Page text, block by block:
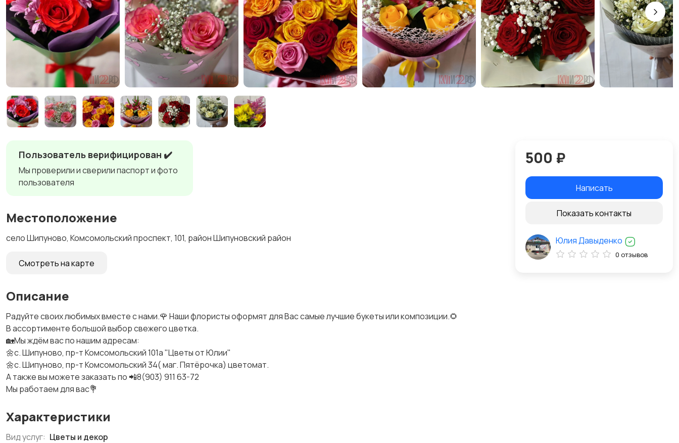
Пользователь верифицирован ✔️
Мы проверили и сверили паспорт и фото
пользователя
Местоположение
село Шипуново, Комсомольский проспект, 101, район Шипуновский район
Смотреть на карте
Описание
Радуйте своих любимых вместе с нами.🌹 Наши флористы оформят для Вас самые лучшие букеты или композиции.🌻
В ассортименте большой выбор свежего цветка.
🏡Мы ждём вас по нашим адресам:
🌼с. Шипуново, пр-т Комсомольский 101а "Цветы от Юлии"
🌼с. Шипуново, пр-т Комсомольский 34( маг. Пятёрочка) цветомат.
А также вы можете заказать по 📲8(903) 911 63-72
Мы работаем для вас💐
Характеристики
Вид услуг: Цветы и декор
500 ₽
Написать
Показать контакты
Юлия Давыденко
0 отзывов